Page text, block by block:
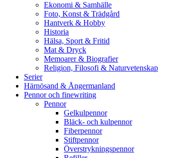
Ekonomi & Samhälle
Foto, Konst & Trädgård
Hantverk & Hobby
Historia
Hälsa, Sport & Fritid
Mat & Dryck
Memoarer & Biografier
Religion, Filosofi & Naturvetenskap
Serier
Härnösand & Ångermanland
Pennor och finewriting
Pennor
Gelkulpennor
Bläck- och kulpennor
Fiberpennor
Stiftpennor
Överstrykningspennor